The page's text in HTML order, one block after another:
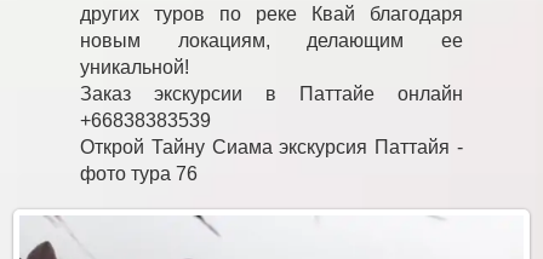
других туров по реке Квай благодаря
новым локациям, делающим ее
уникальной!
Заказ экскурсии в Паттайе онлайн
+66838383539
Открой Тайну Сиама экскурсия Паттайя -
фото тура 76